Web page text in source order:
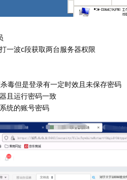
一波c段获取两台服务器权限
毒但是登录有一定时效且未保存密码
且运行密码一致
统的账号密码